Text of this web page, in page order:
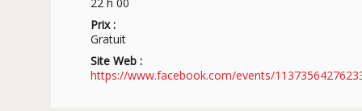
Prix :
Gratuit
Site Web :
https://www.facebook.com/events/